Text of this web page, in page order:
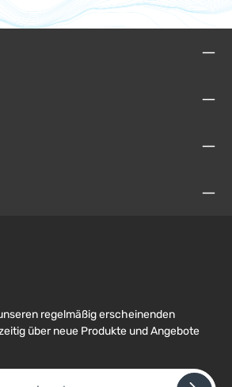
regelmäßig erscheinenden
über neue Produkte und Angebote